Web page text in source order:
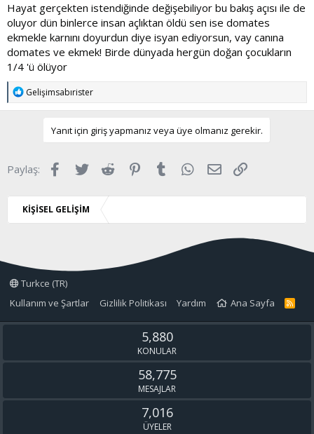
Hayat gerçekten istendiğinde değişebiliyor bu bakış açısı ile de
oluyor dün binlerce insan açlıktan öldü sen ise domates
ekmekle karnını doyurdun diye isyan ediyorsun, vay canına
domates ve ekmek! Birde dünyada hergün doğan çocukların
1/4 'ü ölüyor
T
p
r
Gelişimsabırister
Yanıt için giriş yapmanız veya üye olmanız gerekir.
Paylaş: Facebook
Twitter Reddit Pinterest
Tumblr WhatsApp
E-posta
KİŞİSEL GELİŞİM
Turkce (TR)
Kullanım ve Şartlar
Gizlilik Politikası Yardım Ana Sayfa
R
S
5,880
KONULAR
58,775
MESAJLAR
7,016
ÜYELER